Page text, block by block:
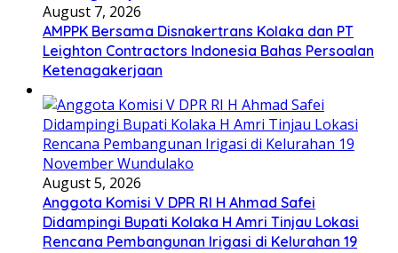
August 7, 2026
AMPPK Bersama Disnakertrans Kolaka dan PT
Leighton Contractors Indonesia Bahas Persoalan
Ketenagakerjaan
August 5, 2026
Anggota Komisi V DPR RI H Ahmad Safei
Didampingi Bupati Kolaka H Amri Tinjau Lokasi
Rencana Pembangunan Irigasi di Kelurahan 19